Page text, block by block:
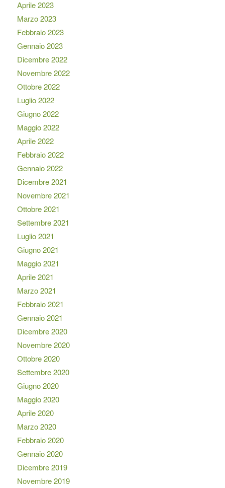
Aprile 2023
Marzo 2023
Febbraio 2023
Gennaio 2023
Dicembre 2022
Novembre 2022
Ottobre 2022
Luglio 2022
Giugno 2022
Maggio 2022
Aprile 2022
Febbraio 2022
Gennaio 2022
Dicembre 2021
Novembre 2021
Ottobre 2021
Settembre 2021
Luglio 2021
Giugno 2021
Maggio 2021
Aprile 2021
Marzo 2021
Febbraio 2021
Gennaio 2021
Dicembre 2020
Novembre 2020
Ottobre 2020
Settembre 2020
Giugno 2020
Maggio 2020
Aprile 2020
Marzo 2020
Febbraio 2020
Gennaio 2020
Dicembre 2019
Novembre 2019